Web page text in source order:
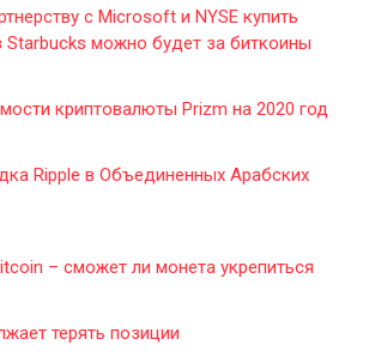
с Microsoft и NYSE купить
Starbucks можно будет за биткоины
криптовалюты Prizm на 2020 год
Ripple в Объединенных Арабских
– сможет ли монета укрепиться
терять позиции